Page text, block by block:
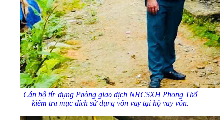
Cán bộ tín dụng Phòng giao dịch NHCSXH Phong Thổ
kiểm tra mục đích sử dụng vốn vay tại hộ vay vốn.